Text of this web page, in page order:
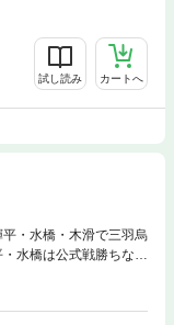
試し読み カートへ
・水橋・木滑で三羽烏
水橋は公式戦勝ちなし
10年連続県代表校の鳴
サッカー部に今年から
た練習試合はなんと、